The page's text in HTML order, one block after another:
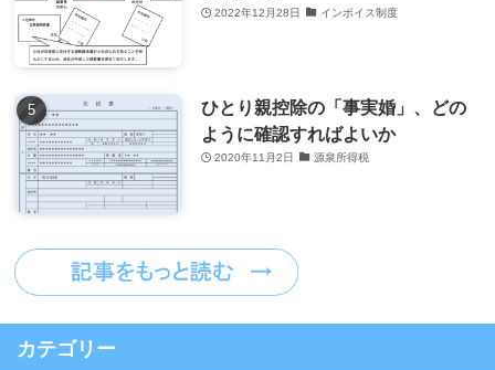
2022年12月28日 インボイス制度
ひとり親控除の「事実婚」、どの
ように確認すればよいか
2020年11月2日 源泉所得税
カテゴリー